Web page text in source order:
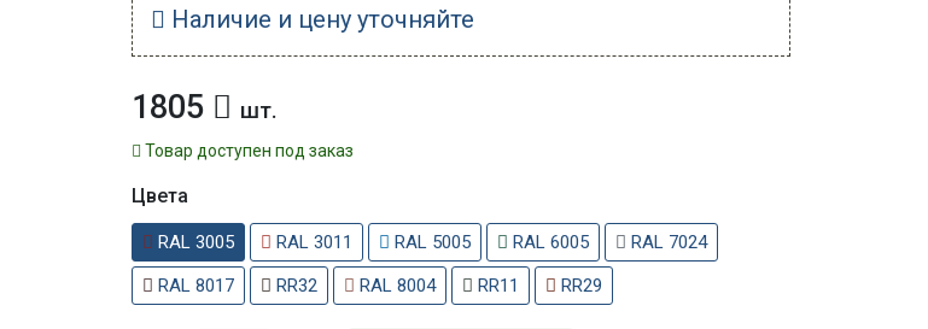
Наличие и цену уточняйте
1805 шт.
Товар доступен под заказ
Цвета
RAL 3005 RAL 3011 RAL 5005 RAL 6005 RAL 7024
RAL 8017 RR32 RAL 8004 RR11 RR29